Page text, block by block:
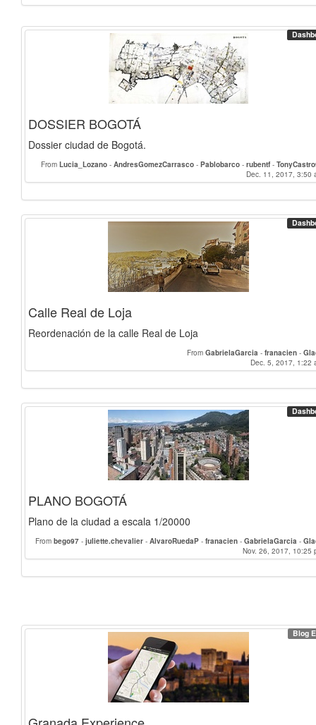
DOSSIER BOGOTÁ
Dossier ciudad de Bogotá.
From Lucia_Lozano - AndresGomezCarrasco - Pablobarco - rubentf -
juliette.chevalier -
mariovamu-Francimartin97-ajuarez-AlvaroRuedaP-
Dec. 11, 2017, 3:50
Calle Real de Loja
Reordenación de la calle Real de Loja
From GabrielaGarcia - franacien -
Dec. 5, 2017, 1:22
PLANO BOGOTÁ
Plano de la ciudad a escala 1/20000
From bego97 - juliette.chevalier - AlvaroRuedaP - franacien - GabrielaGarcia -
Nov. 26, 2017, 10:25
Blog